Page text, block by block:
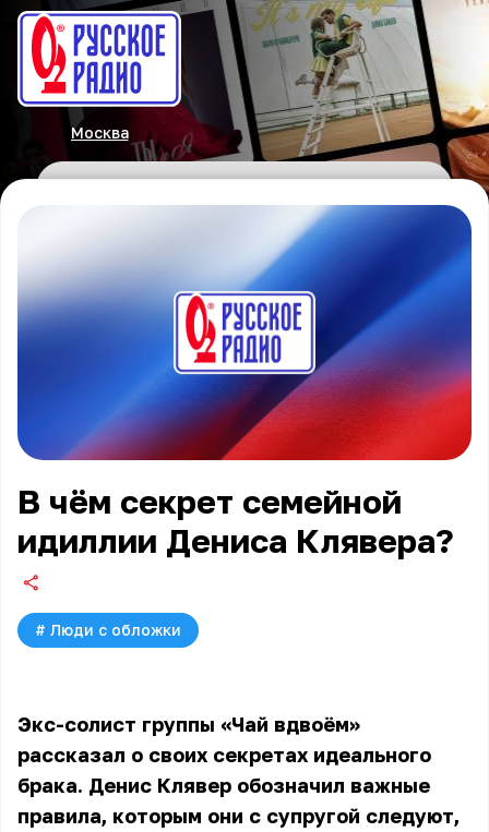
Москва
В чём секрет семейной
идиллии Дениса Клявера?
# Люди с обложки
Экс-солист группы «Чай вдвоём»
рассказал о своих секретах идеального
брака. Денис Клявер обозначил важные
правила, которым они с супругой следуют,